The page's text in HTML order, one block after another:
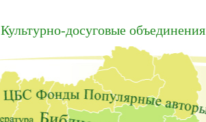
Культурно-досуговые объединения